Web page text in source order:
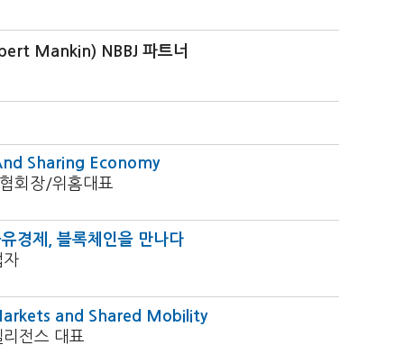
Mankin) NBBJ 파트너
Sharing Economy
회장/위홈대표
경제, 블록체인을 만나다
자
and Shared Mobility
전스 대표